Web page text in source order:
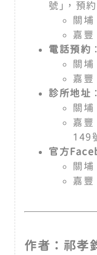
號」，預
關埔
嘉豐
電話預約 ：
關
嘉
診所地址 ：
關埔
嘉豐
149
官方
關埔
嘉豐
作者：祁孝